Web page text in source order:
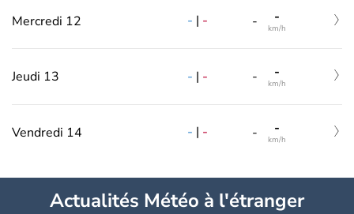
Mercredi 12 - | - - -
km/h
Jeudi 13 - | - - -
km/h
Vendredi 14 - | - - -
km/h
Actualités Météo à l'étranger